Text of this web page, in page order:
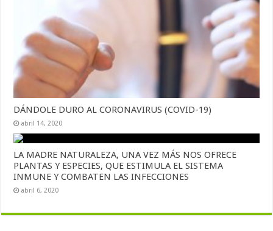
DÁNDOLE DURO AL CORONAVIRUS (COVID-19)
abril 14, 2020
LA MADRE NATURALEZA, UNA VEZ MÁS NOS OFRECE
PLANTAS Y ESPECIES, QUE ESTIMULA EL SISTEMA
INMUNE Y COMBATEN LAS INFECCIONES
abril 6, 2020